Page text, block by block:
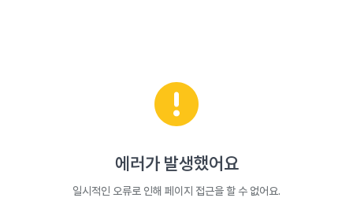
에러가 발생했어요
일시적인 오류로 인해 페이지 접근을 할 수 없어요.